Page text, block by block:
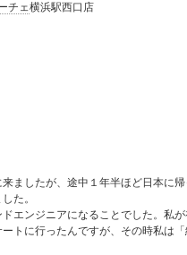
チェ横浜駅西口店
ましたが、途中１年半ほど日本に
た。
エンジニアになることでした。私
トに行ったんですが、その時私は